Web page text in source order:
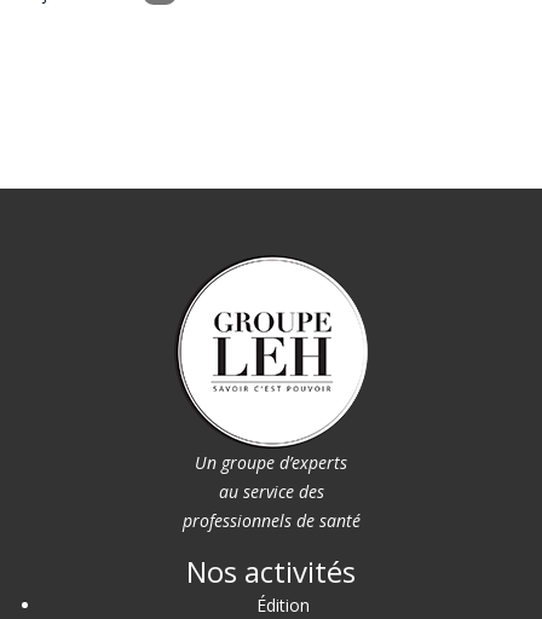
Un groupe d’experts
au service des
professionnels de santé
Nos activités
Édition